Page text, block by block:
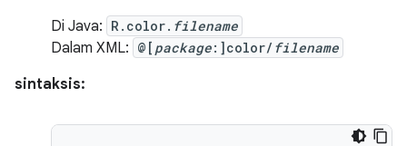
Di Java: R.color. filename
Dalam XML: @[ package:]color/ filename
sintaksis: